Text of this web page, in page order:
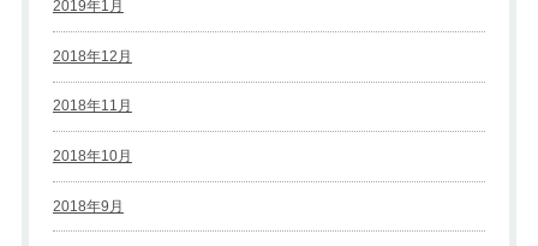
2019年1月
2018年12月
2018年11月
2018年10月
2018年9月